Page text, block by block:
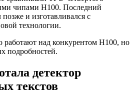
чипами H100. Последний
и изготавливался с
технологии.
работают над конкурентом H100, но
подробностей.
детектор
текстов